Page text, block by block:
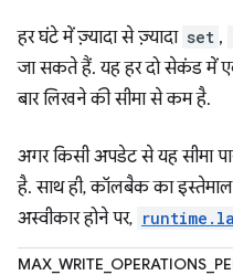
हर घंटे में ज़्यादा से ज़्यादा set ,
जा सकते हैं. यह हर दो सेकंड में
बार लिखने की सीमा से कम है.
अगर किसी अपडेट से यह सीमा
है. साथ ही, कॉलबैक का
अस्वीकार होने पर,